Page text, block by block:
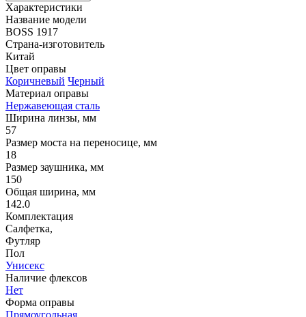
Характеристики
Название модели
BOSS 1917
Страна-изготовитель
Китай
Цвет оправы
Коричневый Черный
Материал оправы
Нержавеющая сталь
Ширина линзы, мм
57
Размер моста на переносице, мм
18
Размер заушника, мм
150
Общая ширина, мм
142.0
Комплектация
Салфетка,
Футляр
Пол
Унисекс
Наличие флексов
Нет
Форма оправы
Прямоугольная